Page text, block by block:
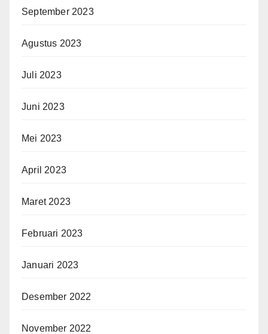
September 2023
Agustus 2023
Juli 2023
Juni 2023
Mei 2023
April 2023
Maret 2023
Februari 2023
Januari 2023
Desember 2022
November 2022